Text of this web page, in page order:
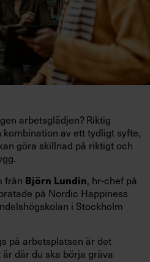
arbetsglädjen? Riktig
av ett tydligt syfte,
göra skillnad på riktigt och
från Björn Lundin, hr-chef på
på Nordic Happiness
i Stockholm
på arbetsplatsen är det
där du ska börja gräva